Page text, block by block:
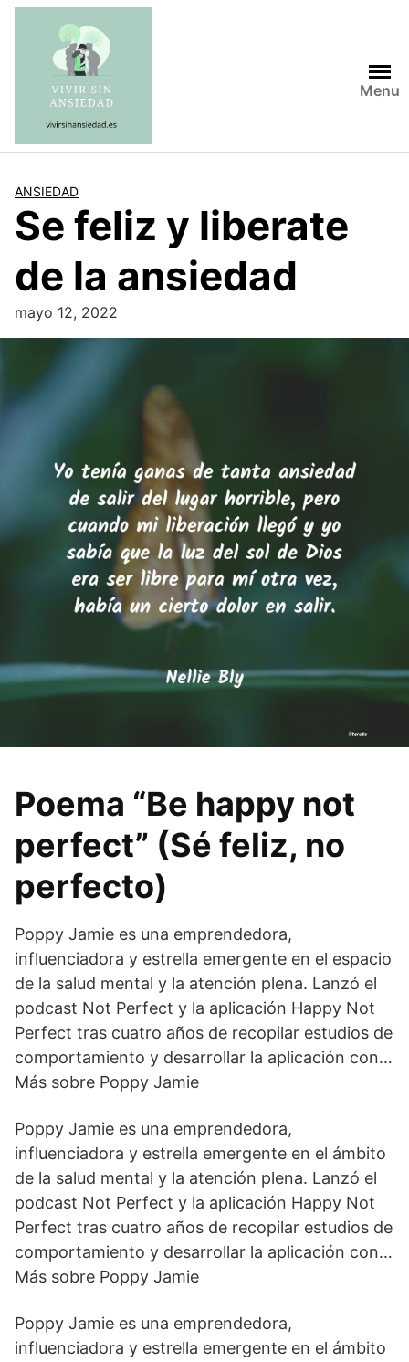
Saltar
contenido
Menu
ANSIEDAD
Se feliz y liberate
de la ansiedad
mayo 12, 2022
Poema “Be happy not
perfect” (Sé feliz, no
perfecto)
Poppy Jamie es una emprendedora,
influenciadora y estrella emergente en el espacio
de la salud mental y la atención plena. Lanzó el
podcast Not Perfect y la aplicación Happy Not
Perfect tras cuatro años de recopilar estudios de
comportamiento y desarrollar la aplicación con…
Más sobre Poppy Jamie
Poppy Jamie es una emprendedora,
influenciadora y estrella emergente en el ámbito
de la salud mental y la atención plena. Lanzó el
podcast Not Perfect y la aplicación Happy Not
Perfect tras cuatro años de recopilar estudios de
comportamiento y desarrollar la aplicación con…
Más sobre Poppy Jamie
Poppy Jamie es una emprendedora,
influenciadora y estrella emergente en el ámbito